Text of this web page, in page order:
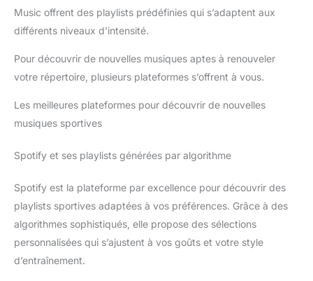
Music offrent des playlists prédéfinies qui s’adaptent aux
différents niveaux d’intensité.
Pour découvrir de nouvelles musiques aptes à renouveler
votre répertoire, plusieurs plateformes s’offrent à vous.
Les meilleures plateformes pour découvrir de nouvelles
musiques sportives
Spotify et ses playlists générées par algorithme
Spotify est la plateforme par excellence pour découvrir des
playlists sportives adaptées à vos préférences. Grâce à des
algorithmes sophistiqués, elle propose des sélections
personnalisées qui s’ajustent à vos goûts et votre style
d’entraînement.